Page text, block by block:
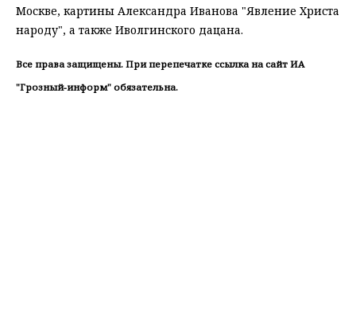
Москве, картины Александра Иванова "Явление Христа
народу", а также Иволгинского дацана.
Все права защищены. При перепечатке ссылка на сайт ИА
"Грозный-информ" обязательна.